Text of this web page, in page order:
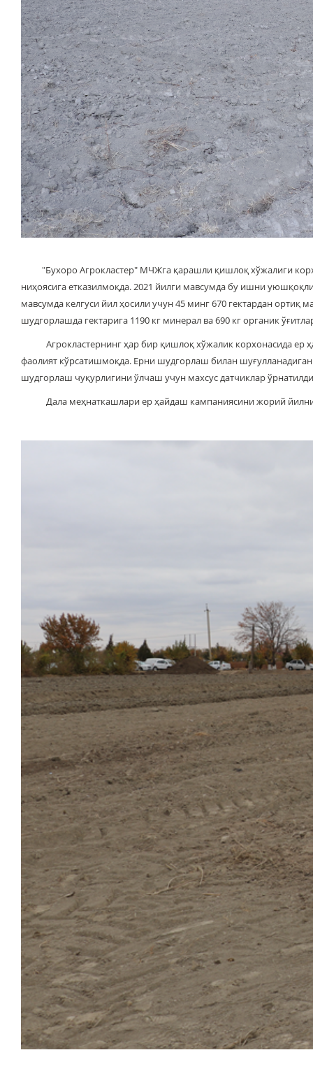
"Бухоро Агрокластер" МЧЖга қарашли қишлоқ хўжалиги
ниҳоясига етказилмоқда. 2021 йилги мавсумда бу ишни
мавсумда келгуси йил ҳосили учун 45 минг 670 гектардан
шудгорлашда гектарига 1190 кг минерал ва 690 кг органик
Агрокластернинг ҳар бир қишлоқ хўжалик корхонасида ер
фаолият кўрсатишмоқда. Ерни шудгорлаш билан
шудгорлаш чуқурлигини ўлчаш учун махсус датчиклар
Дала меҳнаткашлари ер ҳайдаш кампаниясини жорий